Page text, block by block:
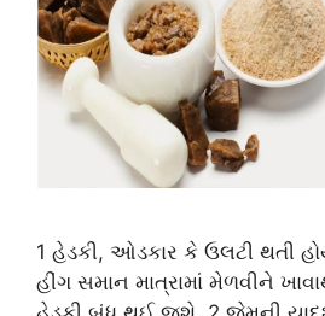
1 હેડકી, ઓડકાર કે ઉલટી થતી
હીંગ સમાન માત્રામાં મેળવીને